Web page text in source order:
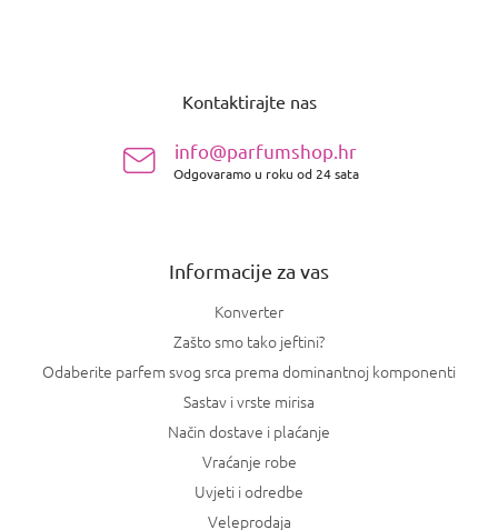
Kontaktirajte nas
info@parfumshop.hr
Odgovaramo u roku od 24 sata
Informacije za vas
Konverter
Zašto smo tako jeftini?
Odaberite parfem svog srca prema dominantnoj komponenti
Sastav i vrste mirisa
Način dostave i plaćanje
Vraćanje robe
Uvjeti i odredbe
Veleprodaja